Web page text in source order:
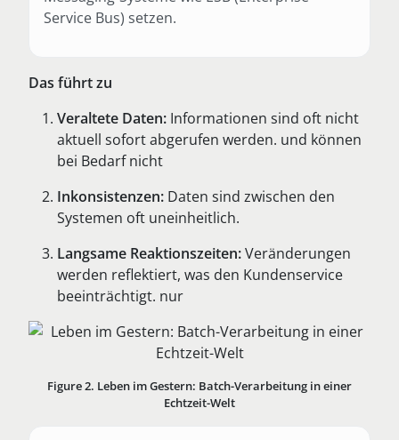
Service Bus) setzen.
Das führt zu
Veraltete Daten: Informationen sind oft nicht
aktuell sofort abgerufen werden. und können
bei Bedarf nicht
Inkonsistenzen: Daten sind zwischen den
Systemen oft uneinheitlich.
Langsame Reaktionszeiten:Veränderungen
werden reflektiert, was den Kundenservice
beeinträchtigt. nur
Figure 2. Leben im Gestern: Batch-Verarbeitung in einer
Echtzeit-Welt